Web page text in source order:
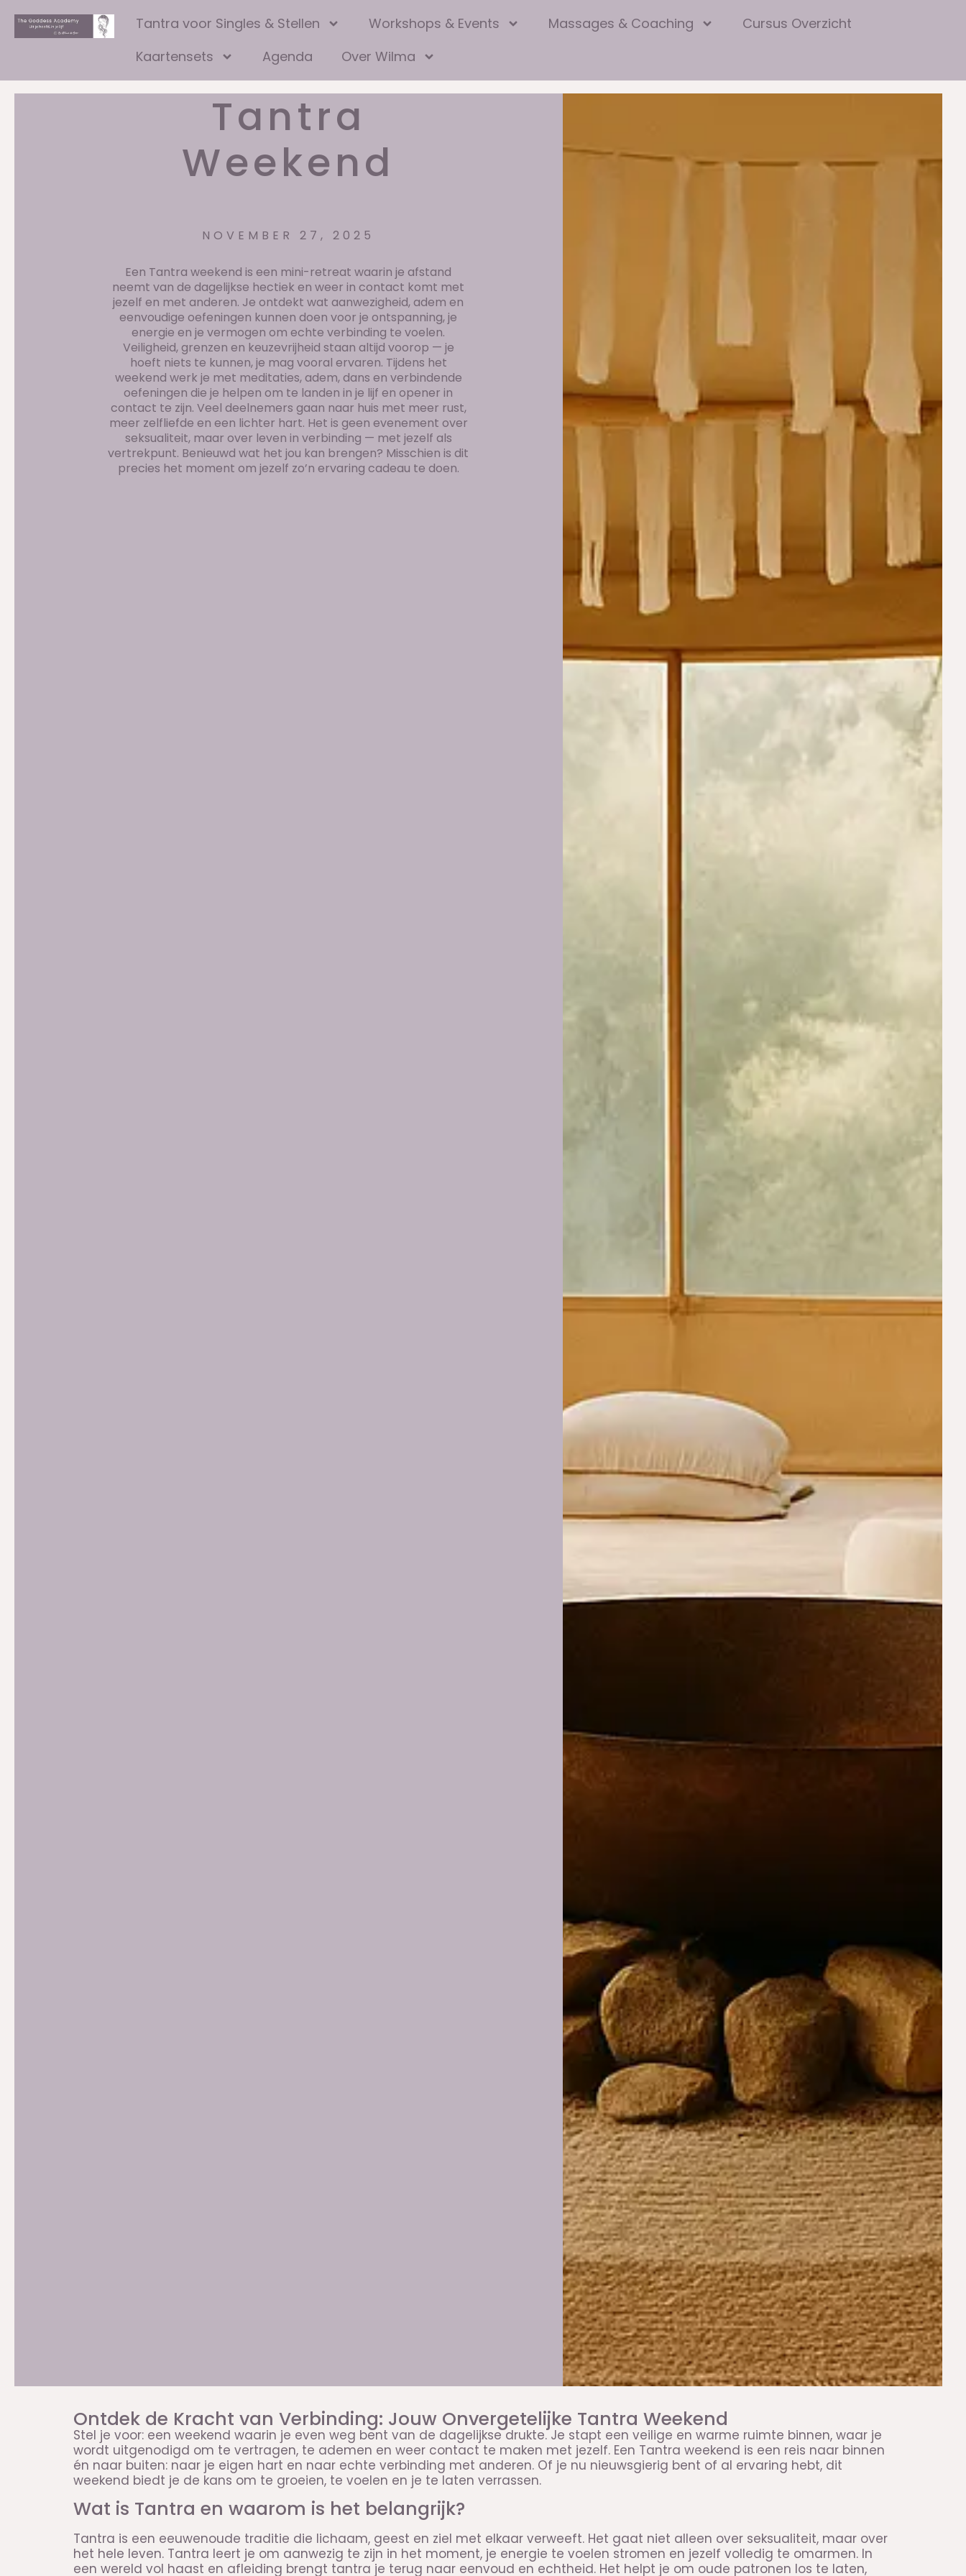
Tantra voor Singles & Stellen Workshops & Events Massages & Coaching
Cursus Overzicht
Kaartensets
Agenda Over Wilma
Tantra
Weekend
NOVEMBER 27, 2025
Een Tantra weekend is een mini-retreat waarin je afstand
neemt van de dagelijkse hectiek en weer in contact komt met
jezelf en met anderen. Je ontdekt wat aanwezigheid, adem en
eenvoudige oefeningen kunnen doen voor je ontspanning, je
energie en je vermogen om echte verbinding te voelen.
Veiligheid, grenzen en keuzevrijheid staan altijd voorop — je
hoeft niets te kunnen, je mag vooral ervaren. Tijdens het
weekend werk je met meditaties, adem, dans en verbindende
oefeningen die je helpen om te landen in je lijf en opener in
contact te zijn. Veel deelnemers gaan naar huis met meer rust,
meer zelfliefde en een lichter hart. Het is geen evenement over
seksualiteit, maar over leven in verbinding — met jezelf als
vertrekpunt. Benieuwd wat het jou kan brengen? Misschien is dit
precies het moment om jezelf zo’n ervaring cadeau te doen.
Ontdek de Kracht van Verbinding: Jouw Onvergetelijke Tantra Weekend
Stel je voor: een weekend waarin je even weg bent van de dagelijkse drukte. Je stapt een veilige en warme ruimte binnen, waar je
wordt uitgenodigd om te vertragen, te ademen en weer contact te maken met jezelf. Een Tantra weekend is een reis naar binnen
én naar buiten: naar je eigen hart en naar echte verbinding met anderen. Of je nu nieuwsgierig bent of al ervaring hebt, dit
weekend biedt je de kans om te groeien, te voelen en je te laten verrassen.
Wat is Tantra en waarom is het belangrijk?
Tantra is een eeuwenoude traditie die lichaam, geest en ziel met elkaar verweeft. Het gaat niet alleen over seksualiteit, maar over
het hele leven. Tantra leert je om aanwezig te zijn in het moment, je energie te voelen stromen en jezelf volledig te omarmen. In
een wereld vol haast en afleiding brengt tantra je terug naar eenvoud en echtheid. Het helpt je om oude patronen los te laten,